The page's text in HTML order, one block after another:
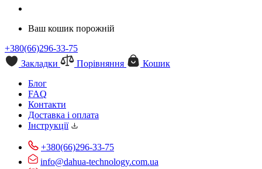
Ваш кошик порожній
+380(66)296-33-75
Закладки
Порівняння
Кошик
Блог
FAQ
Контакти
Доставка і оплата
Інструкції
+380(66)296-33-75
info@dahua-technology.com.ua